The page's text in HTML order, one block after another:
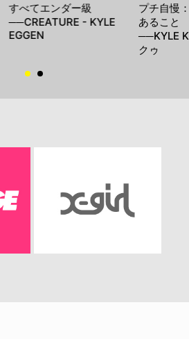
すべてエンダー級
──CREATURE - KYLE
EGGEN
プチ自慢
あること
──KYLE
クゥ